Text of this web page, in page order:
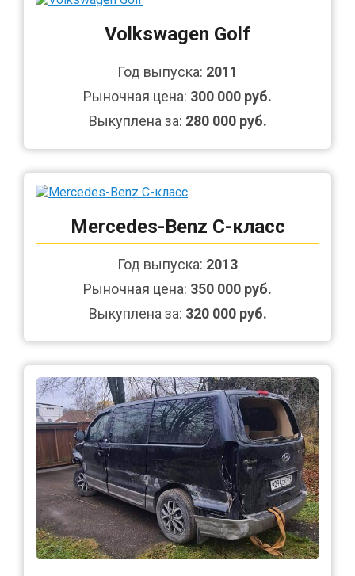
Volkswagen Golf
Год выпуска: 2011
Рыночная цена: 300 000 руб.
Выкуплена за: 280 000 руб.
Mercedes-Benz C-класс
Год выпуска: 2013
Рыночная цена: 350 000 руб.
Выкуплена за: 320 000 руб.